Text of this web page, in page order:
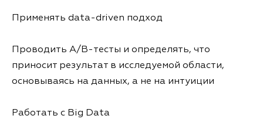
Применять data-driven подход
Проводить A/B-тесты и определять, что
приносит результат в исследуемой области,
основываясь на данных, а не на интуиции
Работать с Big Data